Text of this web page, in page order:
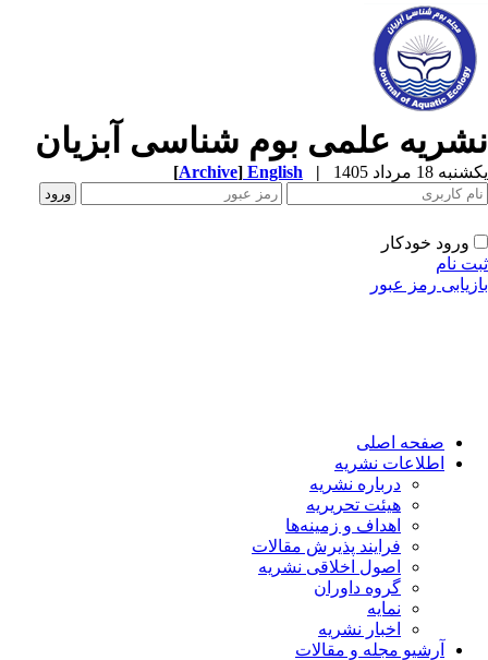
علمی بوم شناسی آبزیان
18 مرداد 1405 |
English
[Archive]
ورود خودکار
نام
رمز عبور
صفحه اصلی
اطلاعات نشریه
درباره نشریه
هیئت تحریریه
اهداف و زمینه‌ها
فرایند پذیرش مقالات
اصول اخلاقی نشریه
گروه داوران
نمایه
اخبار نشریه
آرشیو مجله و مقالات